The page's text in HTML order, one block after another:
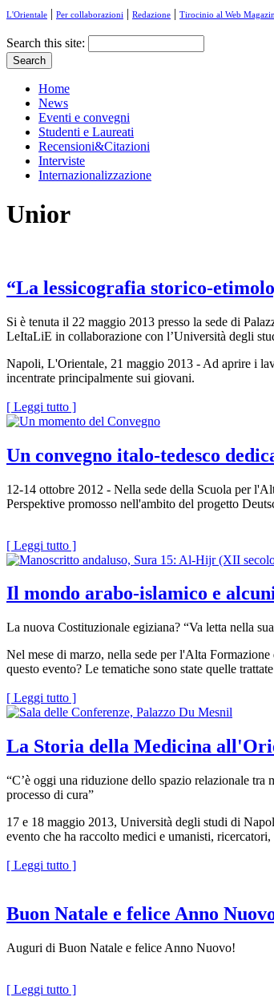
L'Orientale | Per collaborazioni | Redazione | Tirocinio al Web
Search this site:
Home
News
Eventi e convegni
Studenti e Laureati
Recensioni&Citazioni
Interviste
Internazionalizzazione
Unior
“La lessicografia storico-
Si è tenuta il 22 maggio 2013 presso la sede di
LeItaLiE in collaborazione con l’Università degli
Napoli, L'Orientale, 21 maggio 2013 - Ad aprire i
incentrate principalmente sui giovani.
[ Leggi tutto ]
Un convegno italo-tedesco
12-14 ottobre 2012 - Nella sede della Scuola per
Perspektive promosso nell'ambito del progetto
[ Leggi tutto ]
Il mondo arabo-islamico e
La nuova Costituzionale egiziana? “Va letta nella
Nel mese di marzo, nella sede per l'Alta
questo evento? Le tematiche sono state quelle
[ Leggi tutto ]
La Storia della Medicina
“C’è oggi una riduzione dello spazio relazionale tra
processo di cura”
17 e 18 maggio 2013, Università degli studi di
evento che ha raccolto medici e umanisti,
[ Leggi tutto ]
Buon Natale e felice Anno
Auguri di Buon Natale e felice Anno Nuovo!
[ Leggi tutto ]